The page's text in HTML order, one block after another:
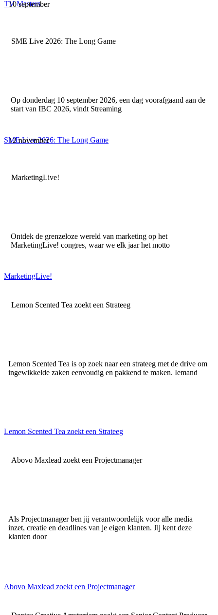
TV Masters
10 september
SME Live 2026: The Long Game
Op donderdag 10 september 2026, een dag voorafgaand aan de
start van IBC 2026, vindt Streaming
SME Live 2026: The Long Game
12 november
MarketingLive!
Ontdek de grenzeloze wereld van marketing op het
MarketingLive! congres, waar we elk jaar het motto
MarketingLive!
Lemon Scented Tea zoekt een Strateeg
Lemon Scented Tea is op zoek naar een strateeg met de drive om
ingewikkelde zaken eenvoudig en pakkend te maken. Iemand
Lemon Scented Tea zoekt een Strateeg
Abovo Maxlead zoekt een Projectmanager
Als Projectmanager ben jij verantwoordelijk voor alle media
inzet, creatie en deadlines van je eigen klanten. Jij kent deze
klanten door
Abovo Maxlead zoekt een Projectmanager